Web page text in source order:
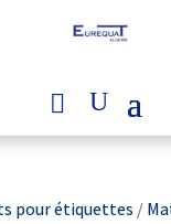
pour étiquettes /